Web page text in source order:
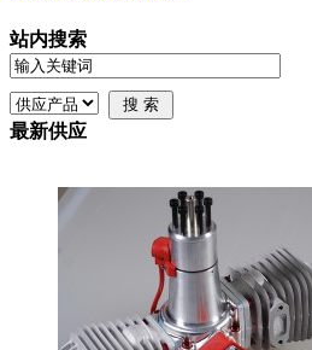
站内搜索
最新供应